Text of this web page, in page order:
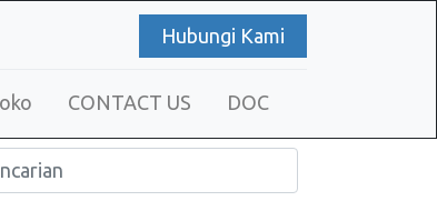
Hubungi Kami
CONTACT US DOC